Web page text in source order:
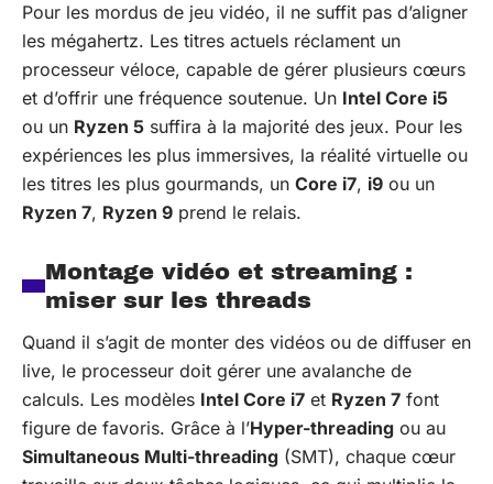
Pour les mordus de jeu vidéo, il ne suffit pas d’aligner
les mégahertz. Les titres actuels réclament un
processeur véloce, capable de gérer plusieurs cœurs
et d’offrir une fréquence soutenue. Un Intel Core i5
ou un Ryzen 5 suffira à la majorité des jeux. Pour les
expériences les plus immersives, la réalité virtuelle ou
les titres les plus gourmands, un Core i7, i9 ou un
Ryzen 7, Ryzen 9 prend le relais.
Montage vidéo et streaming :
miser sur les threads
Quand il s’agit de monter des vidéos ou de diffuser en
live, le processeur doit gérer une avalanche de
calculs. Les modèles Intel Core i7 et Ryzen 7 font
figure de favoris. Grâce à l’Hyper-threading ou au
Simultaneous Multi-threading (SMT), chaque cœur